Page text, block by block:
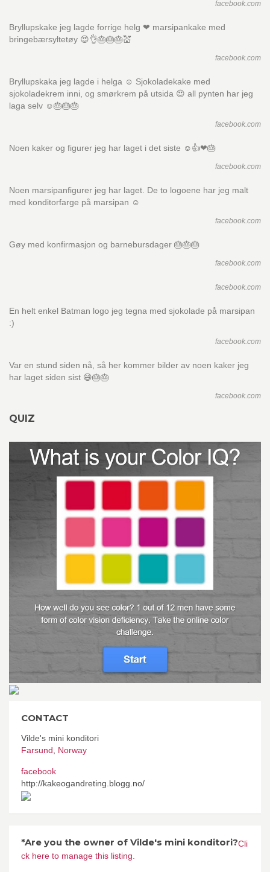
facebook.com
Bryllupskake jeg lagde forrige helg ❤ marsipankake med
bringebærsyltetøy 😍👌🎂🎂🎂💒
facebook.com
Bryllupskaka jeg lagde i helga ☺ Sjokoladekake med
sjokoladekrem inni, og smørkrem på utsida 😍 all pynten har jeg
laga selv ☺🎂🎂🎂
facebook.com
Noen kaker og figurer jeg har laget i det siste ☺👍❤🎂
facebook.com
Noen marsipanfigurer jeg har laget. De to logoene har jeg malt
med konditorfarge på marsipan ☺
facebook.com
Gøy med konfirmasjon og barnebursdager 🎂🎂🎂
facebook.com
facebook.com
En helt enkel Batman logo jeg tegna med sjokolade på marsipan
:)
facebook.com
Var en stund siden nå, så her kommer bilder av noen kaker jeg
har laget siden sist 😄🎂🎂
facebook.com
QUIZ
CONTACT
Vilde's mini konditori
Farsund
Norway
facebook
http://kakeogandreting.blogg.no/
*Are you the owner of Vilde's mini konditori?Cli
ck here to manage this listing.